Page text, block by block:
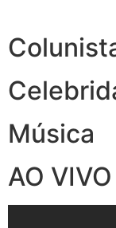
Música
AO